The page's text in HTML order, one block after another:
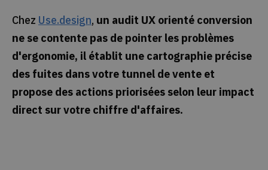
Chez Use.design, un audit UX orienté conversion
ne se contente pas de pointer les problèmes
d'ergonomie, il établit une cartographie précise
des fuites dans votre tunnel de vente et
propose des actions priorisées selon leur impact
direct sur votre chiffre d'affaires.